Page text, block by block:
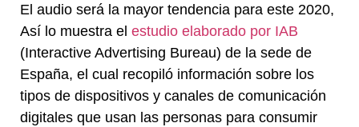
El audio será la mayor tendencia para este 2020,
Así lo muestra el estudio elaborado por IAB
(Interactive Advertising Bureau) de la sede de
España, el cual recopiló información sobre los
tipos de dispositivos y canales de comunicación
digitales que usan las personas para consumir